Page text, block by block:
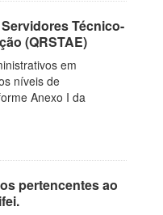
Técnico-
(QRSTAE)
em
níveis de
Anexo I da
pertencentes ao